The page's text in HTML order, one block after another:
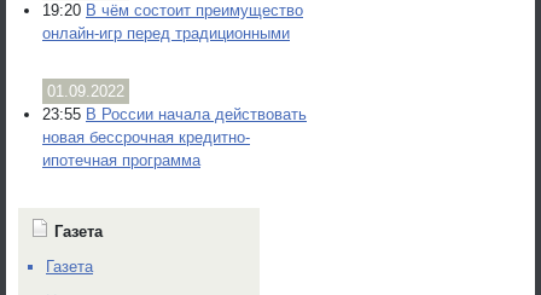
19:20 В чём состоит преимущество
онлайн-игр перед традиционными
01.09.2022
23:55 В России начала действовать
новая бессрочная кредитно-
ипотечная программа
Газета
Газета